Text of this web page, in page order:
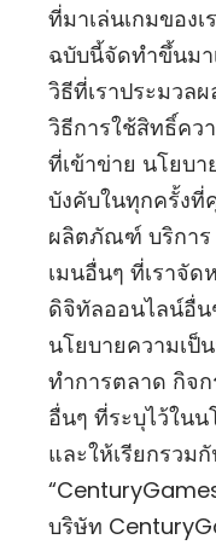
ที่มาเล่นเกมของ
ฉบับนี้จัดทำขึ้นมา
วิธีที่เราประมวล
วิธีการใช้สิทธิ์ค
ที่เข้าข่าย นโยบ
บังคับในทุกครั้งที่
ผลิตภัณฑ์ บริการ
เมนอื่นๆ ที่เราจั
ดิจิทัลออนไลน์อื่น
นโยบายความเป็
ทำการตลาด กิจ
อื่นๆ ที่ระบุไว้ใน
และให้เรียกรวมกั
บริษัท